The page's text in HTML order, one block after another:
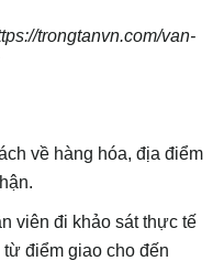
trongtanvn.com/van-
về hàng hóa, địa điểm
viên đi khảo sát thực tế
điểm giao cho đến